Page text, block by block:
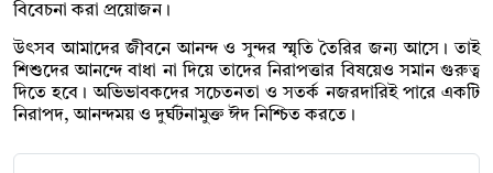
বিবেচনা করা প্রয়োজন।
উৎসব আমাদের জীবনে আনন্দ ও সুন্দর স্মৃতি তৈরির জন্য আসে। তাই
শিশুদের আনন্দে বাধা না দিয়ে তাদের নিরাপত্তার বিষয়েও সমান গুরুত্ব
দিতে হবে। অভিভাবকদের সচেতনতা ও সতর্ক নজরদারিই পারে একটি
নিরাপদ, আনন্দময় ও দুর্ঘটনামুক্ত ঈদ নিশ্চিত করতে।